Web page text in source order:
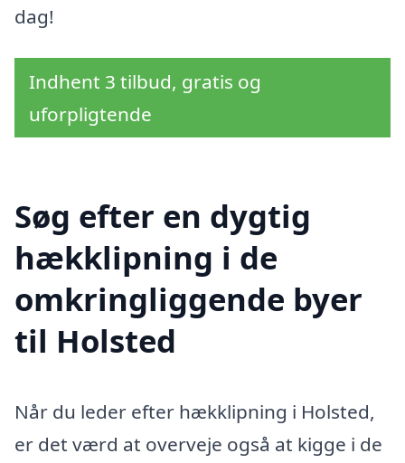
dag!
Indhent 3 tilbud, gratis og
uforpligtende
Søg efter en dygtig
hækklipning i de
omkringliggende byer
til Holsted
Når du leder efter hækklipning i Holsted,
er det værd at overveje også at kigge i de